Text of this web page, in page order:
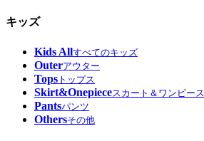
キッズ
Kids Allすべてのキッズ
Outerアウター
Tops トップス
Skirt&Onepieceスカート＆ワンピース
Pantsパンツ
Othersその他